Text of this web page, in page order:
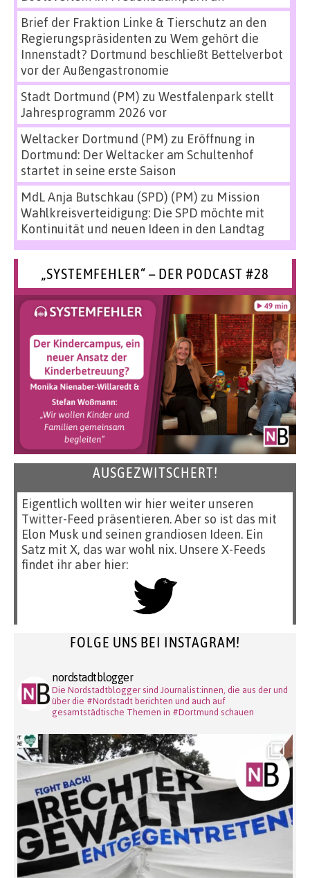
Brief der Fraktion Linke & Tierschutz an den
Regierungspräsidenten zu Wem gehört die
Innenstadt? Dortmund beschließt Bettelverbot
vor der Außengastronomie
Stadt Dortmund (PM) zu Westfalenpark stellt
Jahresprogramm 2026 vor
Weltacker Dortmund (PM) zu Eröffnung in
Dortmund: Der Weltacker am Schultenhof
startet in seine erste Saison
MdL Anja Butschkau (SPD) (PM) zu Mission
Wahlkreisverteidigung: Die SPD möchte mit
Kontinuität und neuen Ideen in den Landtag
„SYSTEMFEHLER“ – DER PODCAST #28
AUSGEZWITSCHERT!
Eigentlich wollten wir hier weiter unseren
Twitter-Feed präsentieren. Aber so ist das mit
Elon Musk und seinen grandiosen Ideen. Ein
Satz mit X, das war wohl nix. Unsere X-Feeds
findet ihr aber hier:
FOLGE UNS BEI INSTAGRAM!
nordstadtblogger
Die Nordstadtblogger sind Journalist:innen, die aus der und
über die #Nordstadt berichten und auch auf
gesamtstädtische Themen in #Dortmund schauen